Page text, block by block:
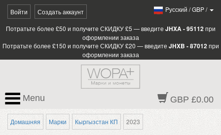
Войти Создать аккаунт Pусский /GBP/
Потратьте более £50 и получите СКИДКУ £5 — введите JHXA - 95112 при
оформлении заказа
Потратьте более £150 и получите СКИДКУ £20 — введите JHXB - 87012 при
оформлении заказа
GBP £0.00
Menu
Домашняя Марки Кыргызстан КП 2023